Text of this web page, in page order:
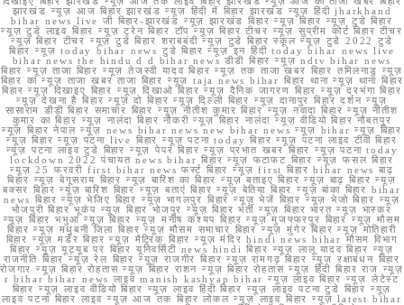
झारखंड न्यूज़ आज बिहार झारखंड न्यूज़ हिंदी में बिहार झारखंड न्यूज़ हिंदी jharkhand
bihar news live जी बिहार-झारखंड न्यूज़ झारखंड बिहार न्यूज़ बिहार न्यूज़ टुडे बिहार
न्यूज़ टुडे लाइव बिहार न्यूज़ ट्रेन बिहार टॉप न्यूज़ बिहार टीचर न्यूज़ सुप्रीम कोर्ट बिहार टीचर
न्यूज़ बिहार टीचर न्यूज़ टुडे बिहार शराबबंदी न्यूज़ टुडे बिहार स्कूल न्यूज़ टुडे 2022 टुडे
बिहार न्यूज़ today bihar news टुडे बिहार न्यूज़ इन हिंदी today bihar news live
bihar news the hindu d d bihar news डीडी बिहार न्यूज़ ndtv bihar news
बिहार न्यूज़ ताजा बिहार न्यूज़ तेजस्वी यादव बिहार न्यूज़ तक ताजा खबर बिहार तमिलनाडु न्यूज़
बिहार का न्यूज़ ताजा खबर ताजा बिहार न्यूज़ taja news bihar बिहार थाना न्यूज़ थाना बिहार
बिहार न्यूज़ दिखाइए बिहार न्यूज़ दिखाओ बिहार न्यूज़ दैनिक जागरण बिहार न्यूज़ दरभंगा बिहार
न्यूज़ देखना है बिहार न्यूज़ दो बिहार न्यूज़ दिल्ली बिहार न्यूज़ दानापुर बिहार दर्शन न्यूज़
सासाराम डीडी बिहार समाचार बिहार न्यूज़ नीतीश कुमार बिहार न्यूज़ नवादा बिहार न्यूज़ नीतीश
कुमार का बिहार न्यूज़ नालंदा बिहार नौकरी न्यूज़ बिहार नालंदा न्यूज़ वीडियो बिहार नौबतपुर
न्यूज़ बिहार नेपाल न्यूज़ news bihar news new bihar news न्यूज़ bihar न्यूज़ बिहार
न्यूज़ बिहार न्यूज़ पटना live बिहार न्यूज़ पटना today बिहार न्यूज़ पटना लाइव टीवी बिहार
न्यूज़ पटना लाइव टुडे बिहार न्यूज़ पेपर बिहार न्यूज़ प्रभात खबर बिहार न्यूज़ पटना today
lockdown 2022 पंचायत news bihar बिहार न्यूज़ फटाफट बिहार न्यूज़ फसल बिहार
न्यूज़ 25 फरवरी first bihar news फर्स्ट बिहार न्यूज़ first बिहार bihar news बाढ़
बिहार न्यूज़ बेगूसराय बिहार न्यूज़ बारिश का बिहार न्यूज़ बताइए बिहार न्यूज़ बाढ़ बिहार न्यूज़
बक्सर बिहार न्यूज़ बारिश बिहार न्यूज़ बताएं बिहार न्यूज़ बेतिया बिहार न्यूज़ बांका बिहार bihar
news बिहार न्यूज़ भेजिए बिहार न्यूज़ भागलपुर बिहार न्यूज़ भेजें बिहार न्यूज़ भेजो बिहार न्यूज़
भोजपुरी बिहार भूकंप न्यूज़ बिहार भोजपुर न्यूज़ बिहार भर्ती न्यूज़ बिहार भारत न्यूज़ भास्कर
न्यूज़ बिहार भभुआ न्यूज़ बिहार न्यूज़ मनीष कश्यप बिहार न्यूज़ मुजफ्फरपुर बिहार न्यूज़ मौसम
बिहार न्यूज़ मधुबनी जिला बिहार न्यूज़ मौसम समाचार बिहार न्यूज़ मुंगेर बिहार न्यूज़ मोतिहारी
बिहार न्यूज़ मर्डर बिहार न्यूज़ मैट्रिक बिहार न्यूज़ मंदिर hindi news bihar मौसम विभाग
बिहार न्यूज़ यूट्यूब पर बिहार यूनिवर्सिटी news hindi बिहार न्यूज़ लालू यादव बिहार न्यूज़
राजनीति बिहार न्यूज़ रेल बिहार न्यूज़ राजगीर बिहार न्यूज़ रामगढ़ बिहार न्यूज़ रक्षाबंधन बिहार
रोजगार न्यूज़ बिहार रोहतास न्यूज़ बिहार राशन न्यूज़ बिहार रोहतास न्यूज़ हिंदी बिहार राज न्यूज़
r bihar bihar news लाइव manish kashyap bihar न्यूज़ लाइव बिहार न्यूज़ लेटेस्ट
बिहार न्यूज़ लाइव वीडियो बिहार न्यूज़ लाइव हिंदी बिहार न्यूज़ लाइव पटना टुडे बिहार न्यूज़
लाइव पटना बिहार लाइव न्यूज़ आज तक बिहार लोकल न्यूज़ लाइव बिहार न्यूज़ latest bihar